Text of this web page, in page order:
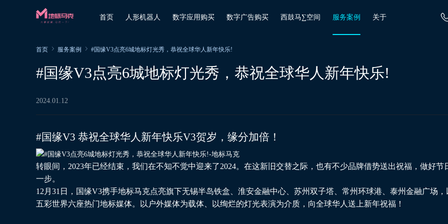
首页 人形机器人 数字应用购买 数字广告购买 西鼓马∑空间 服务案例 关于
首页 服务案例 #国缘V3点亮6城地标灯光秀，恭祝全球华人新年快乐!
#国缘V3点亮6城地标灯光秀，恭祝全球华人新年快乐!
2024.01.12
#国缘V3 恭祝全球华人新年快乐V3贺岁，缘分加倍！
转眼间，2023年已经结束，我们在不知不觉中迎来了2024。在这新旧交替之际，也有不少品牌借势送出祝福，做好节
一步。
12月31日，国缘V3携手地标马克点亮旗下无锡半岛铁盒、淮安金融中心、苏州双子塔、常州环球港、泰州金融广场
五彩世界六座热门地标媒体。以户外媒体为载体、以绚烂的灯光表演为介质，向全球华人送上新年祝福！